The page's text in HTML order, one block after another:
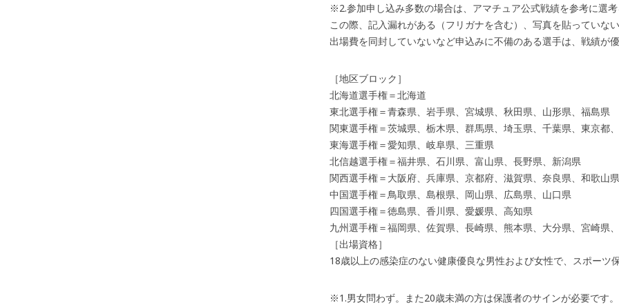
※2.参加申し込み多数の場合は、アマチュア公式戦績を参考に選
この際、記入漏れがある（フリガナを含む）、写真を貼っていな
出場費を同封していないなど申込みに不備のある選手は、戦績が
［地区ブロック］
北海道選手権＝北海道
東北選手権＝青森県、岩手県、宮城県、秋田県、山形県、福島県
関東選手権＝茨城県、栃木県、群馬県、埼玉県、千葉県、東京都
東海選手権＝愛知県、岐阜県、三重県
北信越選手権＝福井県、石川県、富山県、長野県、新潟県
関西選手権＝大阪府、兵庫県、京都府、滋賀県、奈良県、和歌山県
中国選手権＝鳥取県、島根県、岡山県、広島県、山口県
四国選手権＝徳島県、香川県、愛媛県、高知県
九州選手権＝福岡県、佐賀県、長崎県、熊本県、大分県、宮崎県
［出場資格］
18歳以上の感染症のない健康優良な男性および女性で、スポーツ
※1.男女問わず。また20歳未満の方は保護者のサインが必要です。